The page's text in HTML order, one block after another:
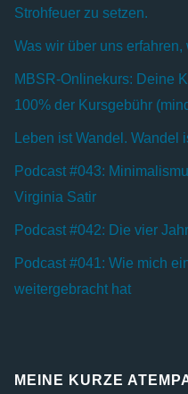
Strohfeuer zu setzen.
Was wir über uns
MBSR-Onlinekurs: Deine
100% der Kursgebühr
Leben ist Wandel. Wandel
Podcast #043:
Virginia Satir
Podcast #042: Die vier
Podcast #041: Wie mich
weitergebracht hat
MEINE KURZE